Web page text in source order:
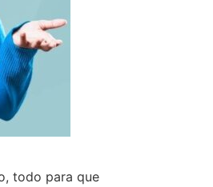
todo para que